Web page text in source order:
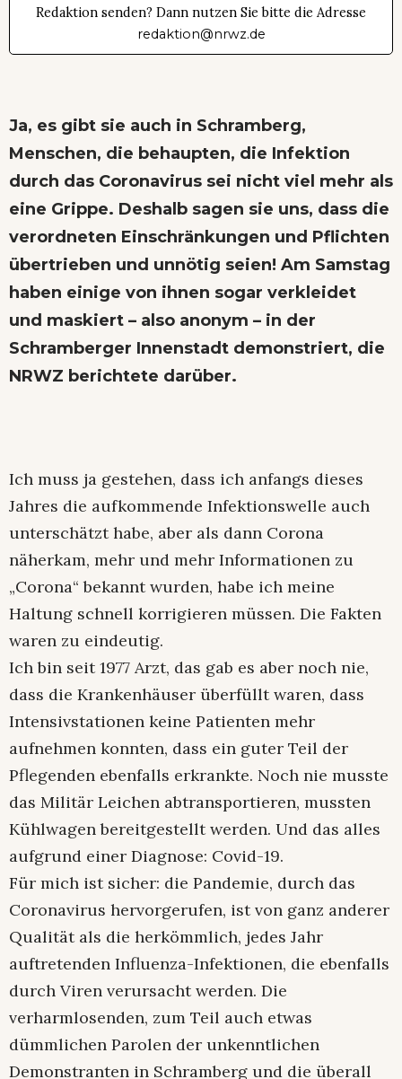
Redaktion senden? Dann nutzen Sie bitte die Adresse
redaktion@nrwz.de
Ja, es gibt sie auch in Schramberg,
Menschen, die behaupten, die Infektion
durch das Coronavirus sei nicht viel mehr als
eine Grippe. Deshalb sagen sie uns, dass die
verordneten Einschränkungen und Pflichten
übertrieben und unnötig seien! Am Samstag
haben einige von ihnen sogar verkleidet
und maskiert – also anonym – in der
Schramberger Innenstadt demonstriert, die
NRWZ berichtete darüber.
Ich muss ja gestehen, dass ich anfangs dieses
Jahres die aufkommende Infektionswelle auch
unterschätzt habe, aber als dann Corona
näherkam, mehr und mehr Informationen zu
„Corona“ bekannt wurden, habe ich meine
Haltung schnell korrigieren müssen. Die Fakten
waren zu eindeutig.
Ich bin seit 1977 Arzt, das gab es aber noch nie,
dass die Krankenhäuser überfüllt waren, dass
Intensivstationen keine Patienten mehr
aufnehmen konnten, dass ein guter Teil der
Pflegenden ebenfalls erkrankte. Noch nie musste
das Militär Leichen abtransportieren, mussten
Kühlwagen bereitgestellt werden. Und das alles
aufgrund einer Diagnose: Covid-19.
Für mich ist sicher: die Pandemie, durch das
Coronavirus hervorgerufen, ist von ganz anderer
Qualität als die herkömmlich, jedes Jahr
auftretenden Influenza-Infektionen, die ebenfalls
durch Viren verursacht werden. Die
verharmlosenden, zum Teil auch etwas
dümmlichen Parolen der unkenntlichen
Demonstranten in Schramberg und die überall